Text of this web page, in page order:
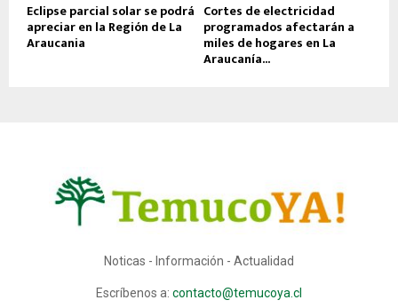
Eclipse parcial solar se podrá
apreciar en la Región de La
Araucania
Cortes de electricidad
programados afectarán a
miles de hogares en La
Araucanía...
Noticas - Información - Actualidad
Escríbenos a: contacto@temucoya.cl